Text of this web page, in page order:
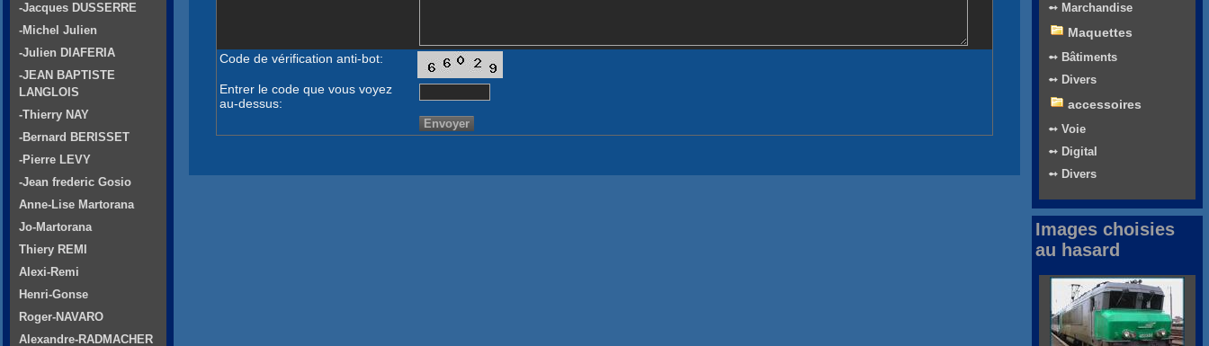
Code de vérification anti-bot:
Entrer le code que vous voyez
au-dessus:
-Jacques DUSSERRE
-Michel Julien
-Julien DIAFERIA
-JEAN BAPTISTE
LANGLOIS
-Thierry NAY
-Bernard BERISSET
-Pierre LEVY
-Jean frederic Gosio
Anne-Lise Martorana
Jo-Martorana
Thiery REMI
Alexi-Remi
Henri-Gonse
Roger-NAVARO
Alexandre-RADMACHER
➻ Marchandise
Maquettes
➻ Bâtiments
➻ Divers
accessoires
➻ Voie
➻ Digital
➻ Divers
Images choisies
au hasard